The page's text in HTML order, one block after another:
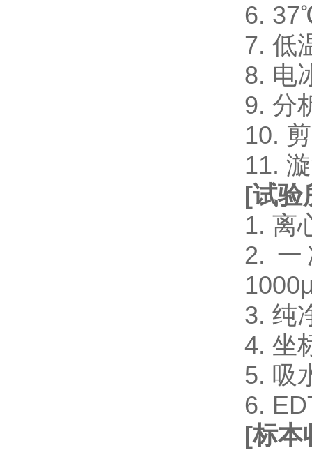
6.
7. 低
8. 电
9. 分
10.
11.
[试验
1. 离
2. 一
3. 纯
4. 坐
5. 吸
6.
[标本